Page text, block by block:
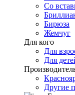
Со
Бирюза
Жемчуг
Для кого
Для
Для
Другие